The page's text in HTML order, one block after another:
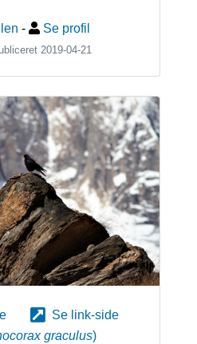
- Se profil
2019-04-21
Se link-side
graculus)